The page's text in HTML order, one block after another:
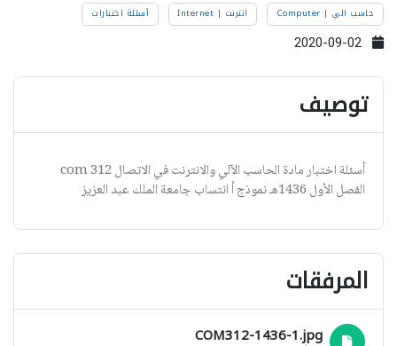
حاسب الي | Computer انترنت | Internet أسئلة اختبارات
توصيف
أسئلة اختبار مادة الحاسب الآلي والانترنت في الاتصال com 312
الفصل الأول 1436هـ نموذج أ انتساب جامعة الملك عبد العزيز
المرفقات
COM312-1436-1.jpg